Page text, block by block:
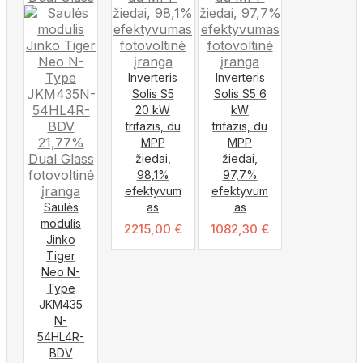
Saulės
modulis
Jinko
Tiger
Neo N-
Type
JKM435
N-
54HL4R-
BDV
Inverteris
Solis S5
20 kW
trifazis, du
MPP
žiedai,
98,1%
efektyvum
as
2215,00 €
Inverteris
Solis S5 6
kW
trifazis, du
MPP
žiedai,
97,7%
efektyvum
as
1082,30 €